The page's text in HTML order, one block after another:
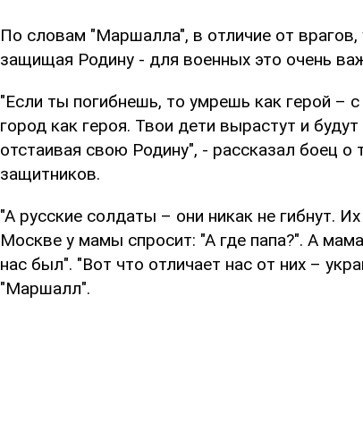
По словам "Маршалла", в отличие от врагов,
защищая Родину - для военных это очень
"Если ты погибнешь, то умрешь как герой –
город как героя. Твои дети вырастут и
отстаивая свою Родину", - рассказал боец о
защитников.
"А русские солдаты – они никак не гибнут.
Москве у мамы спросит: "А где папа?". А
нас был". "Вот что отличает нас от них –
"Маршалл".